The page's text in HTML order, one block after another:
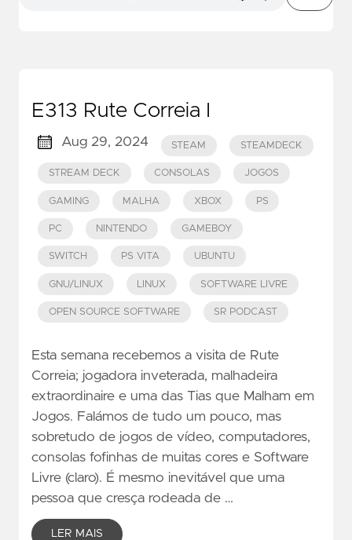
E313 Rute Correia I
Aug 29, 2024 STEAM STEAMDECK
STREAM DECK CONSOLAS JOGOS
GAMING MALHA XBOX PS
PC NINTENDO GAMEBOY
SWITCH PS VITA UBUNTU
GNU/LINUX LINUX SOFTWARE LIVRE
OPEN SOURCE SOFTWARE SR PODCAST
Esta semana recebemos a visita de Rute
Correia; jogadora inveterada, malhadeira
extraordinaire e uma das Tias que Malham em
Jogos. Falámos de tudo um pouco, mas
sobretudo de jogos de vídeo, computadores,
consolas fofinhas de muitas cores e Software
Livre (claro). É mesmo inevitável que uma
pessoa que cresça rodeada de …
LER MAIS